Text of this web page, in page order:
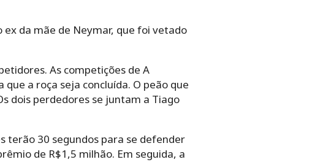
da mãe de Neymar, que foi vetado
As competições de A
a roça seja concluída. O peão que
dois perdedores se juntam a Tiago
terão 30 segundos para se defender
de R$1,5 milhão. Em seguida, a